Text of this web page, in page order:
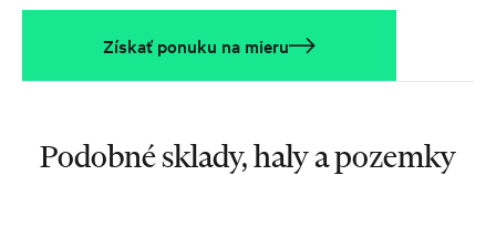
Získať ponuku na mieru
Podobné sklady, haly a pozemky